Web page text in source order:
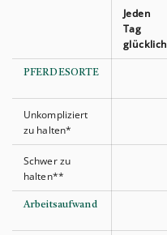
Jeden
Tag
glücklich
PFERDESORTE
Unkompliziert
zu halten*
Schwer zu
halten**
Arbeitsaufwand